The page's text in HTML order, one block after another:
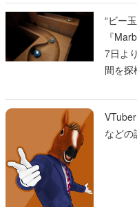
“ビー
『
7日よ
間を探
などの